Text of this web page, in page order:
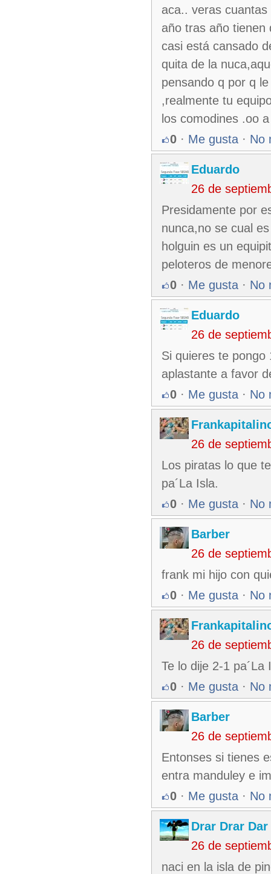
aca.. veras
año tras año tienen
casi está cansado
quita de la
pensando q por q
,realmente tu
los comodines .oo
0 · Me gusta · No
Eduardo
26 de
Presidamente por
nunca,no se cual
holguin es un
peloteros de
0 · Me gusta · No
Eduardo
26 de
Si quieres te
aplastante a favor
0 · Me gusta · No
26 de
Los piratas lo que
pa´La Isla.
0 · Me gusta · No
Barber
26 de
frank mi hijo con
0 · Me gusta · No
26 de
Te lo dije 2-1 pa´La
0 · Me gusta · No
Barber
26 de
Entonses si tienes
entra manduley e
0 · Me gusta · No
Drar Drar Dar
26 de
naci en la isla de